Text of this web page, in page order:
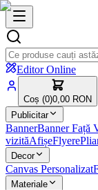
Editor Online
Coș (0)0,00 RON
Publicitar
BannerBanner Față
vizităAfișeFlyere
Decor
Canvas Personalizat
Materiale